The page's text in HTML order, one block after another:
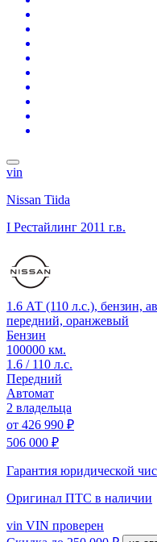
vin
Nissan Tiida
I Рестайлинг 2011 г.в.
1.6 АТ (110 л.с.), бензин,
передний, оранжевый
Бензин
100000 км.
1.6 / 110 л.с.
Передний
Автомат
2 владельца
от 426 990 ₽
506 000 ₽
Гарантия юридической
Оригинал ПТС в наличии
vin VIN проверен